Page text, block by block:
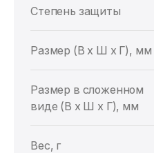
Степень защиты
Размер (В x Ш x Г), мм
Размер в сложенном
виде (В x Ш x Г), мм
Вес, г